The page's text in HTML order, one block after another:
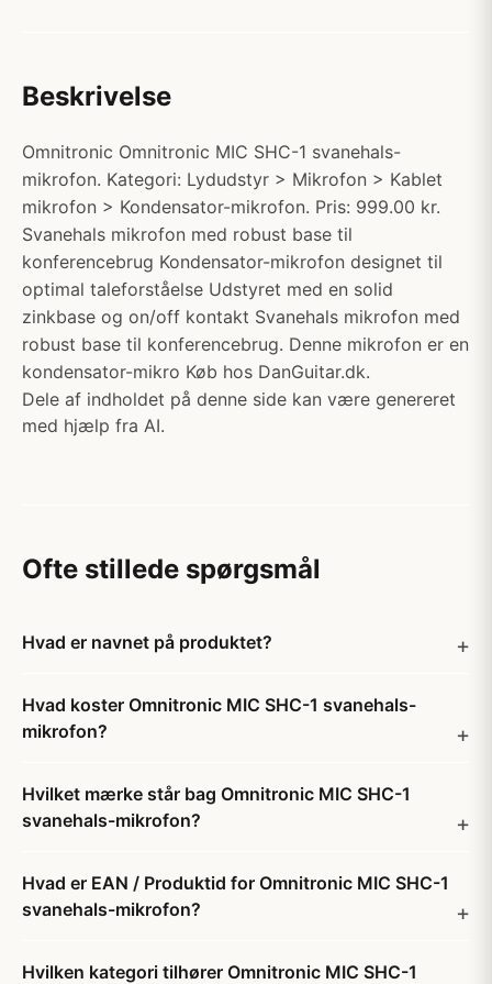
Beskrivelse
Omnitronic Omnitronic MIC SHC-1 svanehals-
mikrofon. Kategori: Lydudstyr > Mikrofon > Kablet
mikrofon > Kondensator-mikrofon. Pris: 999.00 kr.
Svanehals mikrofon med robust base til
konferencebrug Kondensator-mikrofon designet til
optimal taleforståelse Udstyret med en solid
zinkbase og on/off kontakt Svanehals mikrofon med
robust base til konferencebrug. Denne mikrofon er en
kondensator-mikro Køb hos DanGuitar.dk.
Dele af indholdet på denne side kan være genereret
med hjælp fra AI.
Ofte stillede spørgsmål
Hvad er navnet på produktet?
Hvad koster Omnitronic MIC SHC-1 svanehals-
mikrofon?
Hvilket mærke står bag Omnitronic MIC SHC-1
svanehals-mikrofon?
Hvad er EAN / Produktid for Omnitronic MIC SHC-1
svanehals-mikrofon?
Hvilken kategori tilhører Omnitronic MIC SHC-1